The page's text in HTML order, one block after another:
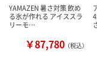
YAMAZEN 暑さ対策 飲め
る氷が作れる アイススラ
リーモ…
￥87,780 （税込）